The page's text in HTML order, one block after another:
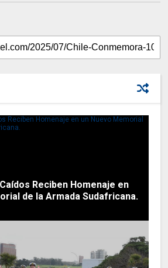
Reciben Homenaje en
de la Armada Sudafricana.